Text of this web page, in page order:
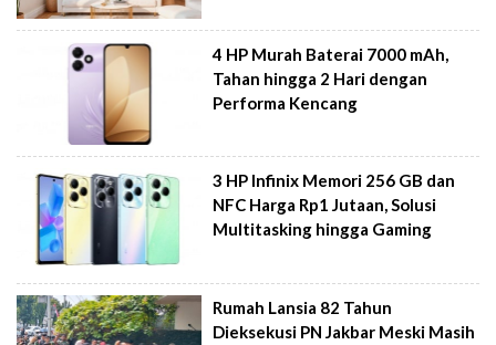
4 HP Murah Baterai 7000 mAh,
Tahan hingga 2 Hari dengan
Performa Kencang
3 HP Infinix Memori 256 GB dan
NFC Harga Rp1 Jutaan, Solusi
Multitasking hingga Gaming
Rumah Lansia 82 Tahun
Dieksekusi PN Jakbar Meski Masih